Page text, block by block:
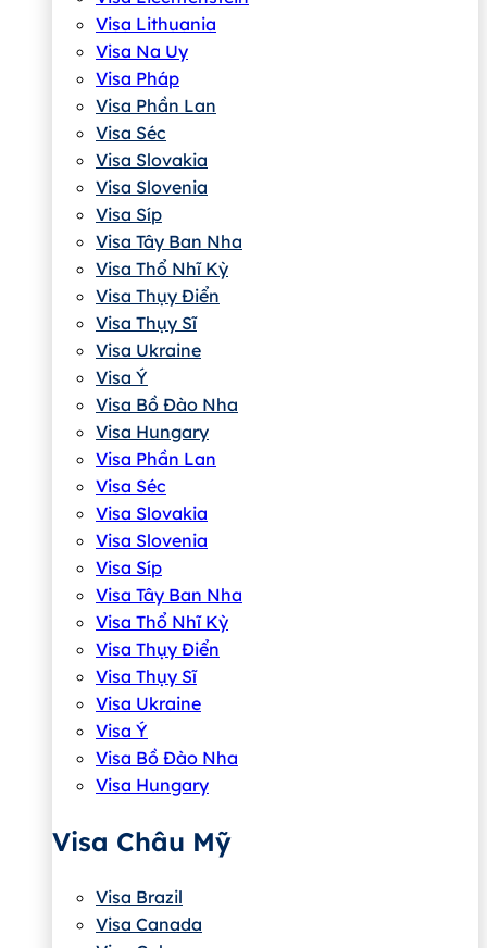
Visa Lithuania
Visa Na Uy
Visa Pháp
Visa Phần Lan
Visa Séc
Visa Slovakia
Visa Slovenia
Visa Síp
Visa Tây Ban Nha
Visa Thổ Nhĩ Kỳ
Visa Thụy Điển
Visa Thụy Sĩ
Visa Ukraine
Visa Ý
Visa Bồ Đào Nha
Visa Hungary
Visa Phần Lan
Visa Séc
Visa Slovakia
Visa Slovenia
Visa Síp
Visa Tây Ban Nha
Visa Thổ Nhĩ Kỳ
Visa Thụy Điển
Visa Thụy Sĩ
Visa Ukraine
Visa Ý
Visa Bồ Đào Nha
Visa Hungary
Visa Châu Mỹ
Visa Brazil
Visa Canada